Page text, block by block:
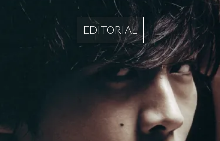
EDITORIAL